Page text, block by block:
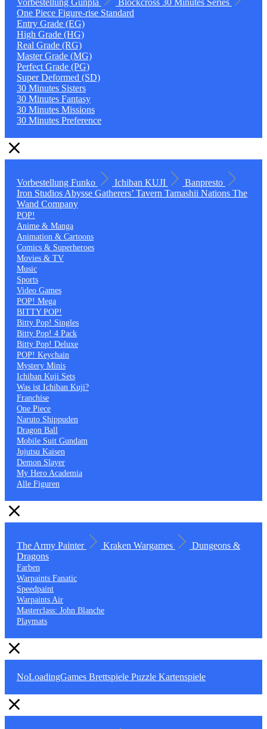
Vorbestellung Gunpla Blockcross 30 Minutes Series
One Piece Figure-rise Standard
Entry Grade (EG)
High Grade (HG)
Real Grade (RG)
Master Grade (MG)
Perfect Grade (PG)
Super Deformed (SD)
30 Minutes Sisters
30 Minutes Fantasy
30 Minutes Missions
30 Minutes Preference
Vorbestellung Funko Ichiban KUJI
Banpresto
Iron Studios Abysse Gatherers’ Tavern Tamashii Nations The
Wand Company
POP!
Anime & Manga
Animation & Cartoons
Comics & Superheroes
Movies & TV
Music
Sports
Video Games
POP! Mega
BITTY POP!
Bitty Pop! Singles
Bitty Pop! 4 Pack
Bitty Pop! Deluxe
POP! Keychain
Mystery Minis
Ichiban Kuji Sets
Was ist Ichiban Kuji?
Franchise
One Piece
Naruto Shippuden
Dragon Ball
Mobile Suit Gundam
Jujutsu Kaisen
Demon Slayer
My Hero Academia
Alle Figuren
The Army Painter Kraken Wargames
Dungeons &
Dragons
Farben
Warpaints Fanatic
Speedpaint
Warpaints Air
Masterclass: John Blanche
Playmats
NoLoadingGames Brettspiele Puzzle Kartenspiele